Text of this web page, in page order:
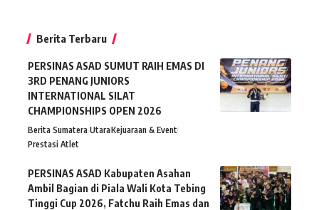
Berita Terbaru
PERSINAS ASAD SUMUT RAIH EMAS DI
3RD PENANG JUNIORS
INTERNATIONAL SILAT
CHAMPIONSHIPS OPEN 2026
Berita Sumatera UtaraKejuaraan & Event
Prestasi Atlet
PERSINAS ASAD Kabupaten Asahan
Ambil Bagian di Piala Wali Kota Tebing
Tinggi Cup 2026, Fatchu Raih Emas dan